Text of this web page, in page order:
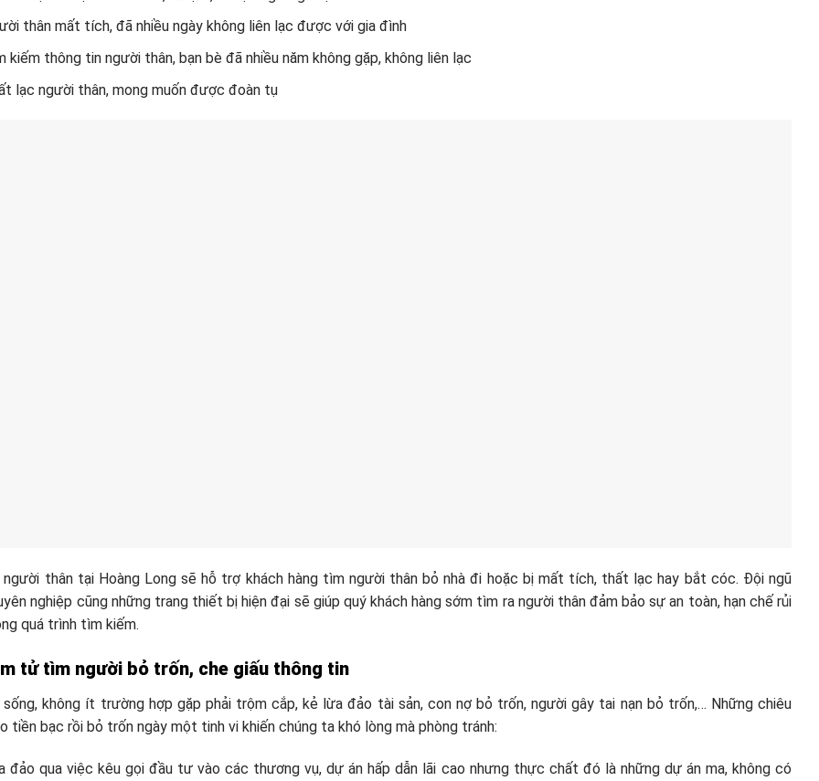
thân mất tích, đã nhiều ngày không liên lạc được với gia đình
kiếm thông tin người thân, bạn bè đã nhiều năm không gặp, không liên lạc
lạc người thân, mong muốn được đoàn tụ
thân tại Hoàng Long sẽ hỗ trợ khách hàng tìm người thân bỏ nhà đi hoặc bị mất tích, thất lạc hay bắt cóc. Đội ngũ
nghiệp cũng những trang thiết bị hiện đại sẽ giúp quý khách hàng sớm tìm ra người thân đảm bảo sự an toàn, hạn chế rủi
quá trình tìm kiếm.
tử tìm người bỏ trốn, che giấu thông tin
không ít trường hợp gặp phải trộm cắp, kẻ lừa đảo tài sản, con nợ bỏ trốn, người gây tai nạn bỏ trốn,… Những chiêu
tiền bạc rồi bỏ trốn ngày một tinh vi khiến chúng ta khó lòng mà phòng tránh:
đảo qua việc kêu gọi đầu tư vào các thương vụ, dự án hấp dẫn lãi cao nhưng thực chất đó là những dự án ma, không có